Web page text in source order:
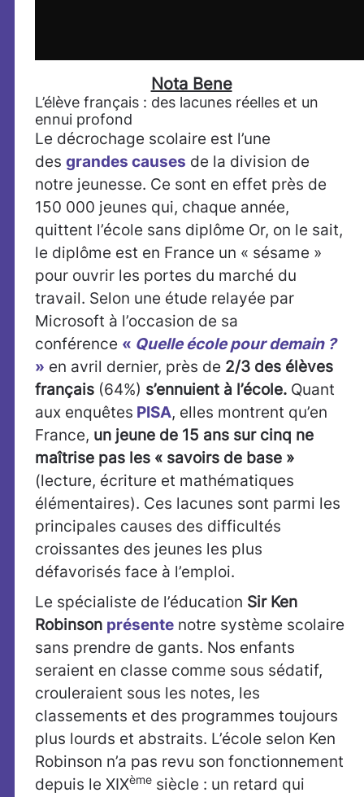
Nota Bene
L’élève français : des lacunes réelles et un
ennui profond
Le décrochage scolaire est l’une
des grandes causes de la division de
notre jeunesse. Ce sont en effet près de
150 000 jeunes qui, chaque année,
quittent l’école sans diplôme Or, on le sait,
le diplôme est en France un « sésame »
pour ouvrir les portes du marché du
travail. Selon une étude relayée par
Microsoft à l’occasion de sa
conférence « Quelle école pour demain ?
» en avril dernier, près de 2/3 des élèves
français (64%) s’ennuient à l’école. Quant
aux enquêtes PISA, elles montrent qu’en
France, un jeune de 15 ans sur cinq ne
maîtrise pas les « savoirs de base »
(lecture, écriture et mathématiques
élémentaires). Ces lacunes sont parmi les
principales causes des difficultés
croissantes des jeunes les plus
défavorisés face à l’emploi.
Le spécialiste de l’éducation Sir Ken
Robinson présente notre système scolaire
sans prendre de gants. Nos enfants
seraient en classe comme sous sédatif,
crouleraient sous les notes, les
classements et des programmes toujours
plus lourds et abstraits. L’école selon Ken
Robinson n’a pas revu son fonctionnement
depuis le XIXème siècle : un retard qui